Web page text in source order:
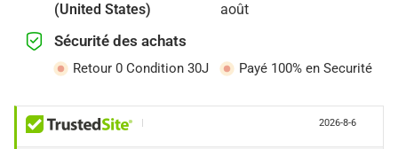
(United States)
août
Sécurité des achats
Retour 0 Condition 30J Payé 100% en Securité
2026-8-6